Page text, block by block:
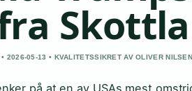
2026-05-13 • KVALITETSSIKRET AV OLIVER
på at en av USAs mest